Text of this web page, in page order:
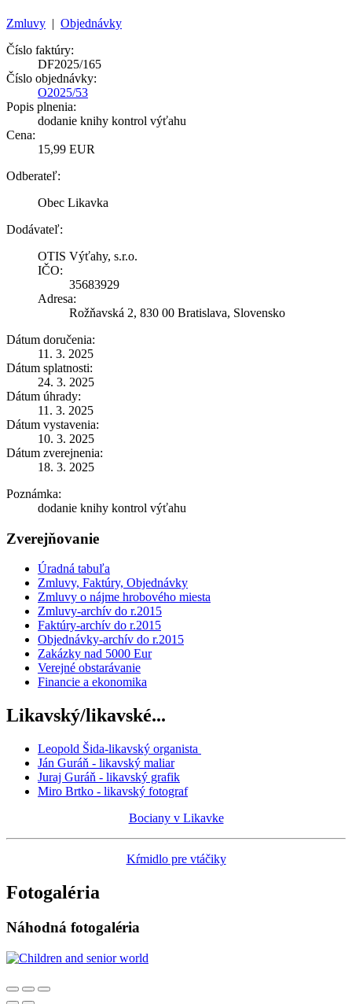
Zmluvy | Objednávky
Číslo faktúry:
DF2025/165
Číslo objednávky:
O2025/53
Popis plnenia:
dodanie knihy kontrol výťahu
Cena:
15,99 EUR
Odberateľ:
Obec Likavka
Dodávateľ:
OTIS Výťahy, s.r.o.
IČO:
35683929
Adresa:
Rožňavská 2, 830 00 Bratislava, Slovensko
Dátum doručenia:
11. 3. 2025
Dátum splatnosti:
24. 3. 2025
Dátum úhrady:
11. 3. 2025
Dátum vystavenia:
10. 3. 2025
Dátum zverejnenia:
18. 3. 2025
Poznámka:
dodanie knihy kontrol výťahu
Zverejňovanie
Úradná tabuľa
Zmluvy, Faktúry, Objednávky
Zmluvy o nájme hrobového miesta
Zmluvy-archív do r.2015
Faktúry-archív do r.2015
Objednávky-archív do r.2015
Zakázky nad 5000 Eur
Verejné obstarávanie
Financie a ekonomika
Likavský/likavské...
Leopold Šida-likavský organista
Ján Guráň - likavský maliar
Juraj Guráň - likavský grafik
Miro Brtko - likavský fotograf
Bociany v Likavke
Kŕmidlo pre vtáčiky
Fotogaléria
Náhodná fotogaléria